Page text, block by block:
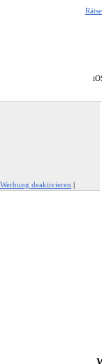
Werbung deaktivieren |